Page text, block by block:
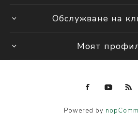
Обслужване на
Моят
Powered by